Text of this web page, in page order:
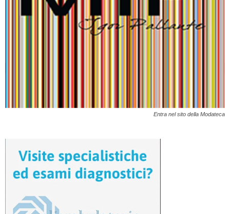
Entra nel sito della Modateca